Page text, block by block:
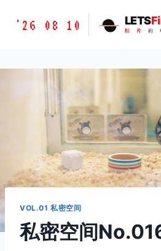
胶
味
LETSFILM
'26 08 10 LETS
胶 片 的
VOL.01 私密空间
私密空间